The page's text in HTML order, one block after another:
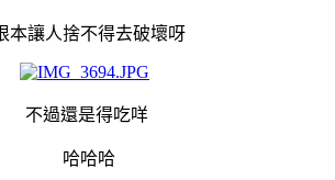
本讓人捨不得去破壞呀
不過還是得吃咩
哈哈哈